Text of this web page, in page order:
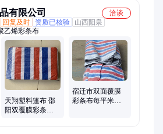
有限公司
洽谈
回复及时 资质已核验
山西阳泉
乙烯彩条布
天翔塑料篷布 邵
阳双覆膜彩条布
宿迁市双面覆膜
彩条布每平米价